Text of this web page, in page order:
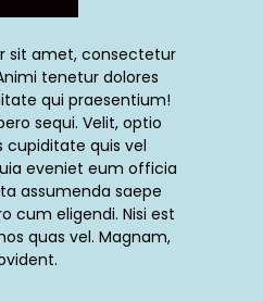
sit amet, consectetur
tenetur dolores
qui praesentium!
sequi. Velit, optio
cupiditate quis vel
eveniet eum officia
assumenda saepe
cum eligendi. Nisi est
quas vel. Magnam,